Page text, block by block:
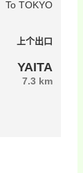
To TOKYO
上个出口
YAITA
7.3 km